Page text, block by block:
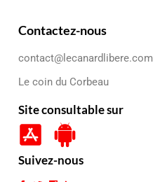
Contactez-nous
contact@lecanardlibere.com
Le coin du Corbeau
Site consultable sur
Suivez-nous